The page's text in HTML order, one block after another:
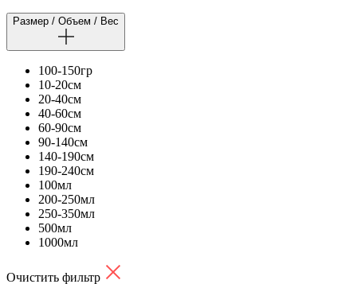
Размер / Объем / Вес
100-150гр
10-20см
20-40см
40-60см
60-90см
90-140см
140-190см
190-240см
100мл
200-250мл
250-350мл
500мл
1000мл
Очистить фильтр